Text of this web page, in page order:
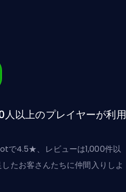
以上のプレイヤーが利用
で4.5★、レビューは1,000件以
たお客さんたちに仲間入りしよ